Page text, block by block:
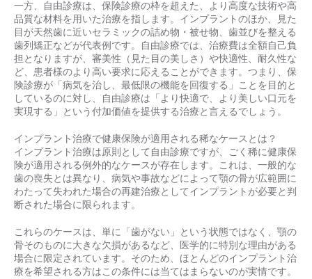
一方、自由診療は、保険診療の枠を超えた、より高度な技術や高
品質な材料を用いた治療を指します。インプラントのほか、見た
目が天然歯に近いセラミックの詰め物・被せ物、歯並びを整える
歯列矯正などが代表例です。自由診療では、治療費は全額自己負
担となりますが、審美性（見た目の美しさ）や快適性、耐久性な
ど、患者様のより高い要求に応えることができます。つまり、保
険診療が「病気を治し、最低限の機能を回復する」ことを目的と
しているのに対し、自由診療は「より快適で、より美しい口元を
実現する」という付加価値を提供する治療と言えるでしょう。
インプラント治療で健康保険が適用される稀なケースとは？
インプラント治療は原則として自由診療ですが、ごく稀に健康保
険が適用される例外的なケースが存在します。これは、一般的な
歯の喪失とは異なり、病気や事故などによって顎の骨が広範囲に
わたって失われた場合の再建治療としてインプラントが必要と判
断された場合に限られます。
これらのケースは、単に「歯がない」という状態ではなく、顎の
骨そのものに大きな欠損があるなど、医学的に特別な理由がある
場合に限定されています。そのため、ほとんどのインプラント治
療を希望される方はこの条件には当てはまらないのが実情です。